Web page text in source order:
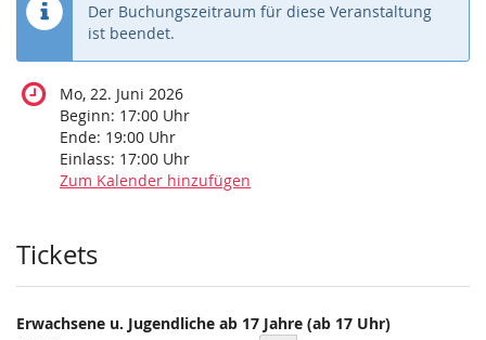
Der Buchungszeitraum für diese Veranstaltung
ist beendet.
Mo, 22. Juni 2026
Beginn: 17:00 Uhr
Ende: 19:00 Uhr
Einlass: 17:00 Uhr
Zum Kalender hinzufügen
Produkte
Tickets
Erwachsene u. Jugendliche ab 17 Jahre (ab 17 Uhr)